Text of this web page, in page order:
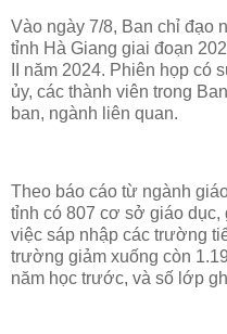
Vào ngày 7/8, Ban chỉ đạo
tỉnh Hà Giang giai đoạn
II năm 2024. Phiên họp
ủy, các thành viên trong
ban, ngành liên quan.
Theo báo cáo từ ngành
tỉnh có 807 cơ sở giáo
việc sáp nhập các trường
trường giảm xuống còn
năm học trước, và số lớp